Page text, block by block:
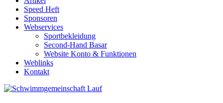
Speed Heft
Sponsoren
Webservices
Sportbekleidung
Second-Hand Basar
Website Konto & Funktionen
Weblinks
Kontakt